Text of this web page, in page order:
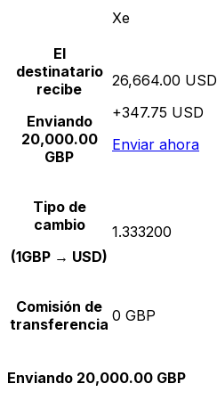
Xe
El
destinatario
recibe
Enviando
20,000.00
GBP
26,664.00 USD
+347.75 USD
Enviar ahora
Tipo de
cambio
(1GBP → USD)
1.333200
Comisión de
transferencia 0 GBP
Enviando 20,000.00 GBP